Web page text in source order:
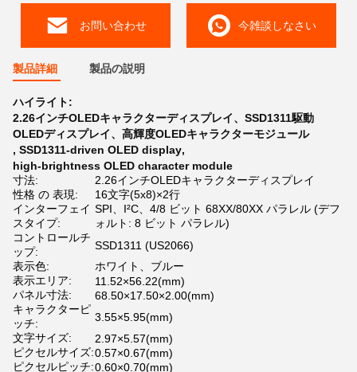
お問い合わせ 今雑談しなさい
製品詳細 製品の説明
ハイライト:
2.26インチOLEDキャラクターディスプレイ、SSD1311駆動
OLEDディスプレイ、高輝度OLEDキャラクターモジュール
, SSD1311-driven OLED display,
high-brightness OLED character module
寸法:
2.26インチOLEDキャラクターディスプレイ
性格 の 表現:
16文字(5x8)×2行
インターフェイ
スタイプ:
SPI、I²C、4/8 ビット 68XX/80XX パラレル (デフ
ォルト: 8 ビット パラレル)
コントロールチ
ップ:
SSD1311 (US2066)
表示色:
ホワイト、ブルー
表示エリア:
11.52×56.22(mm)
パネル寸法:
68.50×17.50×2.00(mm)
キャラクターピ
ッチ:
3.55×5.95(mm)
文字サイズ:
2.97×5.57(mm)
ピクセルサイズ:0.57×0.67(mm)
ピクセルピッチ:0.60×0.70(mm)